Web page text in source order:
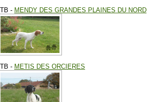
TB - MENDY DES GRANDES PLAINES DU NORD
TB - METIS DES ORCIERES